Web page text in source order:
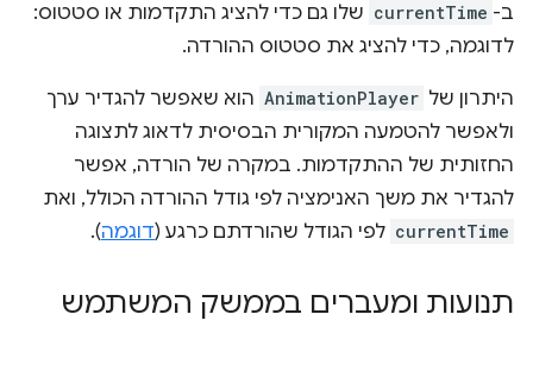
ב- currentTime שלו גם כדי להציג התקדמות או סטטוס:
לדוגמה, כדי להציג את סטטוס ההורדה.
היתרון של AnimationPlayer הוא שאפשר להגדיר ערך
ולאפשר להטמעה המקורית הבסיסית לדאוג לתצוגה
החזותית של ההתקדמות. במקרה של הורדה, אפשר
להגדיר את משך האנימציה לפי גודל ההורדה הכולל, ואת
currentTime לפי הגודל שהורדתם כרגע (דוגמה).
תנועות ומעברים בממשק המשתמש